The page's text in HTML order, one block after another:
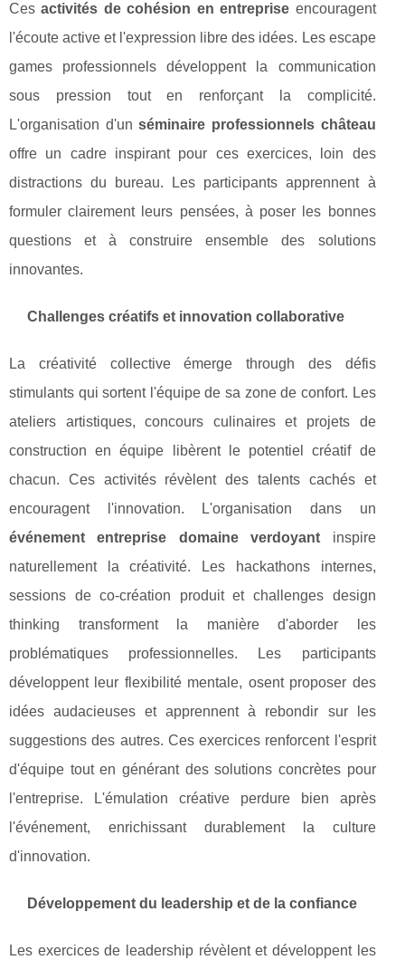
Cesactivités de cohésion en entreprise encouragent
l'écoute active et l'expression libre des idées. Les escape
games professionnels développent la communication
sous pression tout en renforçant la complicité.
L'organisation d'unséminaire professionnels château
offre un cadre inspirant pour ces exercices, loin des
distractions du bureau. Les participants apprennent à
formuler clairement leurs pensées, à poser les bonnes
questions et à construire ensemble des solutions
innovantes.
Challenges créatifs et innovation collaborative
La créativité collective émerge through des défis
stimulants qui sortent l'équipe de sa zone de confort. Les
ateliers artistiques, concours culinaires et projets de
construction en équipe libèrent le potentiel créatif de
chacun. Ces activités révèlent des talents cachés et
encouragent l'innovation. L'organisation dans un
événement entreprise domaine verdoyant inspire
naturellement la créativité. Les hackathons internes,
sessions de co-création produit et challenges design
thinking transforment la manière d'aborder les
problématiques professionnelles. Les participants
développent leur flexibilité mentale, osent proposer des
idées audacieuses et apprennent à rebondir sur les
suggestions des autres. Ces exercices renforcent l'esprit
d'équipe tout en générant des solutions concrètes pour
l'entreprise. L'émulation créative perdure bien après
l'événement, enrichissant durablement la culture
d'innovation.
Développement du leadership et de la confiance
Les exercices de leadership révèlent et développent les